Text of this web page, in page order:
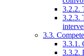
3.2.2.
3.2.3.
3.3.
3.3.1.
3.3.2.